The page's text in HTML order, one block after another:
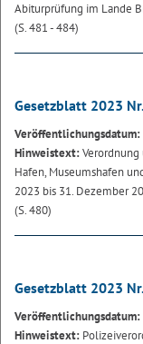
Abiturprüfung im Lande
(S. 481 - 484)
Gesetzblatt 2023
Veröffentlichungsdatum:
Hinweistext:
Hafen, Museumshafen
2023 bis 31. Dezember
(S. 480)
Gesetzblatt 2023
Veröffentlichungsdatum:
Hinweistext: